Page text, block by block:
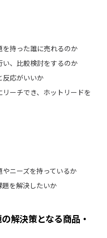
持った誰に売れるのか
、比較検討をするのか
反応がいいか
ーチでき、ホットリードを
ニーズを持っているか
を解決したいか
解決策となる商品・